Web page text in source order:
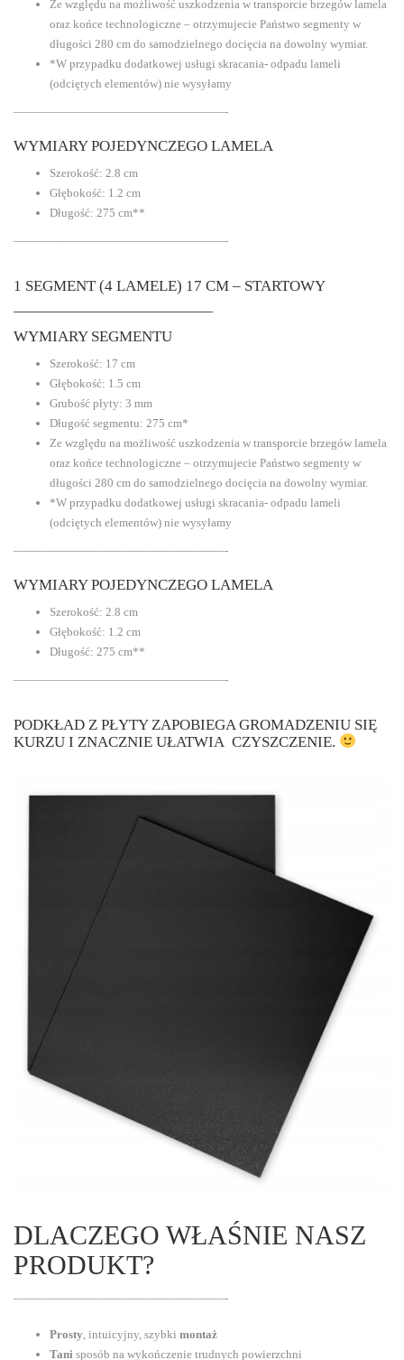
Ze względu na możliwość uszkodzenia w transporcie brzegów lamela
oraz końce technologiczne – otrzymujecie Państwo segmenty w
długości 280 cm do samodzielnego docięcia na dowolny wymiar.
*W przypadku dodatkowej usługi skracania- odpadu lameli
(odciętych elementów) nie wysyłamy
——————————————————-
WYMIARY POJEDYNCZEGO LAMELA
Szerokość: 2.8 cm
Głębokość: 1.2 cm
Długość: 275 cm**
——————————————————-
1 SEGMENT (4 LAMELE) 17 CM – STARTOWY
—————————————
WYMIARY SEGMENTU
Szerokość: 17 cm
Głębokość: 1.5 cm
Grubość płyty: 3 mm
Długość segmentu: 275 cm*
Ze względu na możliwość uszkodzenia w transporcie brzegów lamela
oraz końce technologiczne – otrzymujecie Państwo segmenty w
długości 280 cm do samodzielnego docięcia na dowolny wymiar.
*W przypadku dodatkowej usługi skracania- odpadu lameli
(odciętych elementów) nie wysyłamy
——————————————————-
WYMIARY POJEDYNCZEGO LAMELA
Szerokość: 2.8 cm
Głębokość: 1.2 cm
Długość: 275 cm**
——————————————————-
PODKŁAD Z PŁYTY ZAPOBIEGA GROMADZENIU SIĘ
KURZU I ZNACZNIE UŁATWIA CZYSZCZENIE.
DLACZEGO WŁAŚNIE NASZ
PRODUKT?
——————————————————-
Prosty, intuicyjny, szybki montaż
Tani sposób na wykończenie trudnych powierzchni